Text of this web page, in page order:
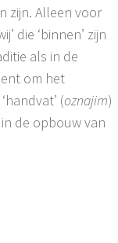
zijn. Alleen voor
die ‘binnen’ zijn
als in de
om het
(oznajim)
de opbouw van